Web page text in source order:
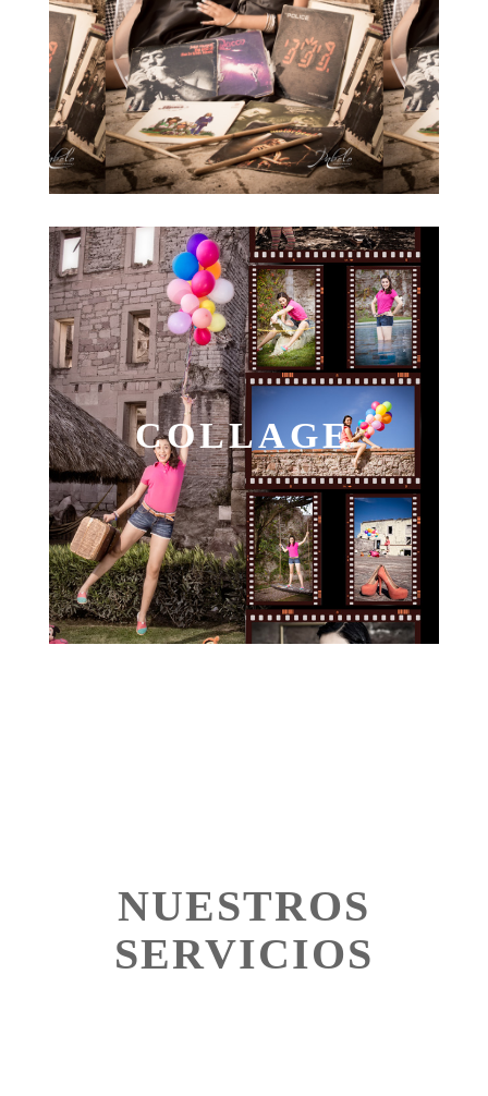
COLLAGE
NUESTROS
SERVICIOS